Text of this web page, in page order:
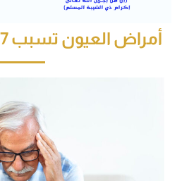
أمراض العيون تسبب 7 مشكلات بالدماغ